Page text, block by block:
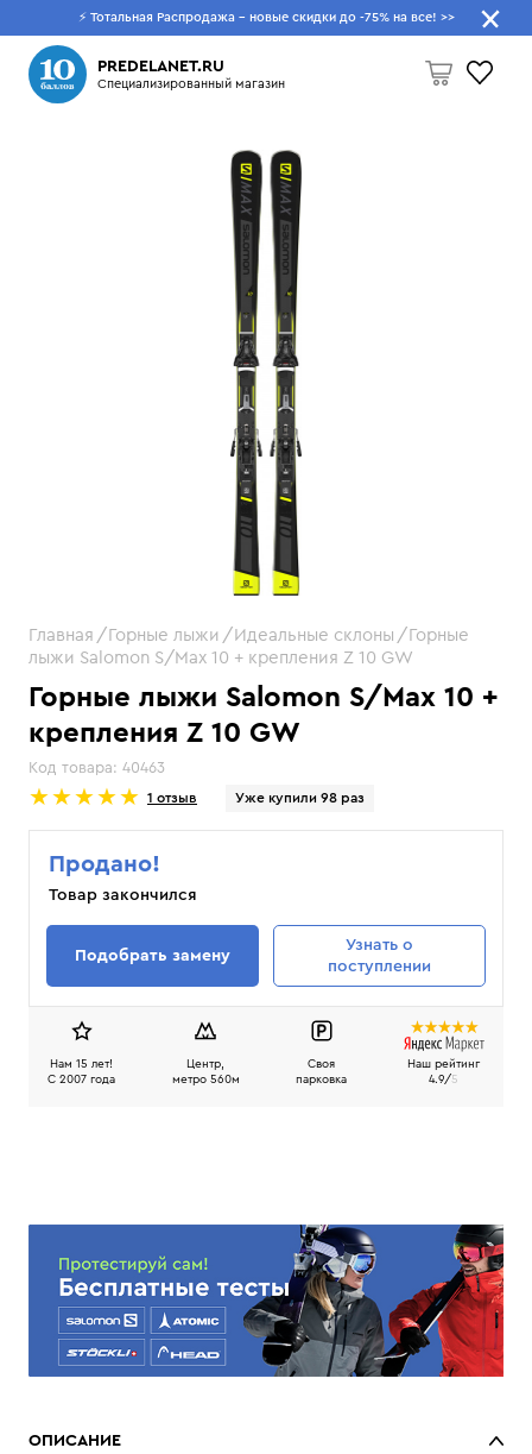
⚡ Тотальная Распродажа - новые скидки до -75% на все! >>
PREDELANET.RU
Специализированный магазин
Что будем искать?
Главная Горные лыжи Идеальные склоны
Горные
лыжи Salomon S/Max 10 + крепления Z 10 GW
Горные лыжи Salomon S/Max 10 +
крепления Z 10 GW
Код товара: 40463
1 отзыв Уже купили 98 раз
Продано!
Товар закончился
Подобрать замену
Узнать о
поступлении
Нам 15 лет!
C 2007 года
Центр,
метро 560м
Своя
парковка
Наш рейтинг
4.9/5
ОПИСАНИЕ